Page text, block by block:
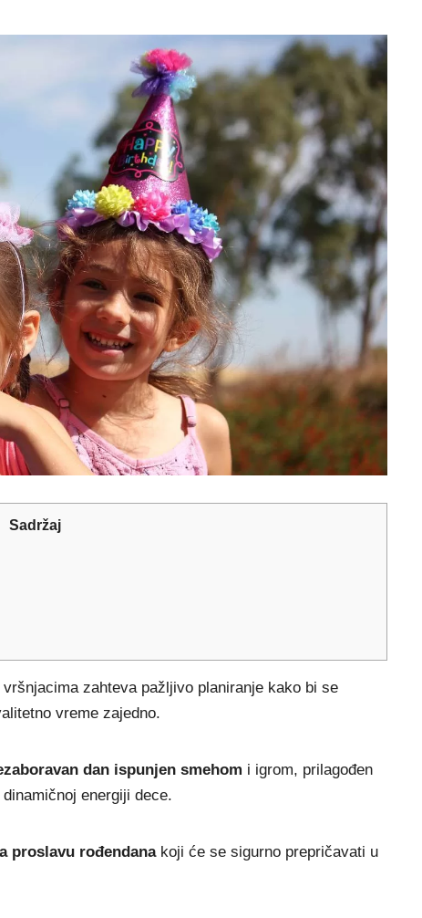
Sadržaj
zahteva pažljivo planiranje kako bi se
vreme zajedno.
dan ispunjen smehom i igrom, prilagođen
energiji dece.
proslavu rođendanakoji će se sigurno prepričavati u